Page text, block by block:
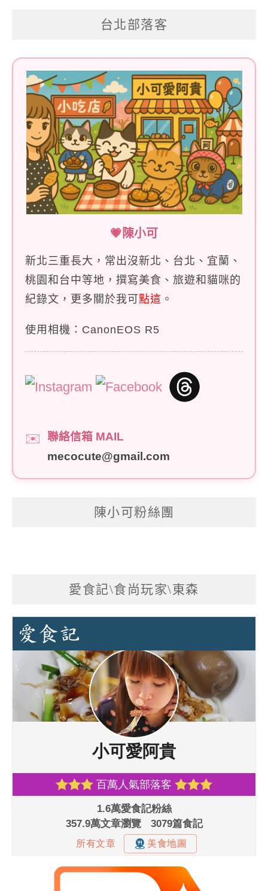
台北部落客
💗陳小可
新北三重長大，常出沒新北、台北、宜蘭、
桃園和台中等地，撰寫美食、旅遊和貓咪的
紀錄文，更多關於我可點這 。
使用相機：CanonEOS R5
✉️
聯絡信箱 MAIL
mecocute@gmail.com
陳小可粉絲團
愛食記\食尚玩家\東森